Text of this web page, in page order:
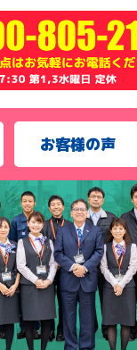
お客様の声